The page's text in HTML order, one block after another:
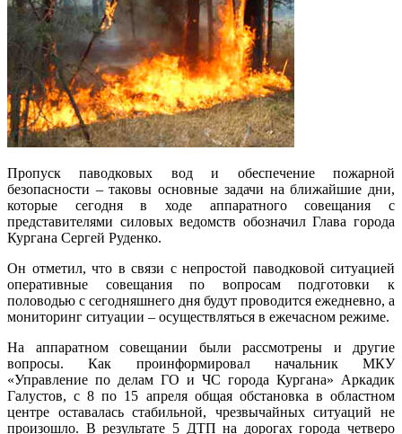
Пропуск паводковых вод и обеспечение пожарной
безопасности – таковы основные задачи на ближайшие дни,
которые сегодня в ходе аппаратного совещания с
представителями силовых ведомств обозначил Глава города
Кургана Сергей Руденко.
Он отметил, что в связи с непростой паводковой ситуацией
оперативные совещания по вопросам подготовки к
половодью с сегодняшнего дня будут проводится ежедневно, а
мониторинг ситуации – осуществляться в ежечасном режиме.
На аппаратном совещании были рассмотрены и другие
вопросы. Как проинформировал начальник МКУ
«Управление по делам ГО и ЧС города Кургана» Аркадик
Галустов, с 8 по 15 апреля общая обстановка в областном
центре оставалась стабильной, чрезвычайных ситуаций не
произошло. В результате 5 ДТП на дорогах города четверо